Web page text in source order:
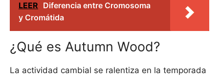
LEER Diferencia entre Cromosoma
y Cromátida
¿Qué es Autumn Wood?
La actividad cambial se ralentiza en la temporada